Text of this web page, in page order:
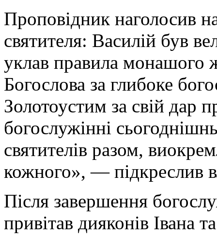
Проповідник наголосив
святителя: Василій був
уклав правила монашого
Богослова за глибоке
Золотоустим за свій дар
богослужінні
святителів разом,
кожного», — підкреслив
Після завершення
привітав дияконів Івана